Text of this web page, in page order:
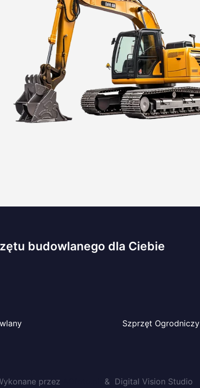
budowlanego dla Ciebie
Szprzęt Ogrodniczy
przez & Digital Vision Studio